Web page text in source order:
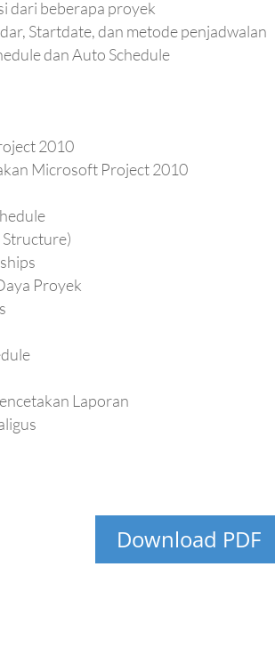
dari beberapa proyek
Startdate, dan metode penjadwalan
dan Auto Schedule
2010
Microsoft Project 2010
Proyek
Laporan
Download PDF